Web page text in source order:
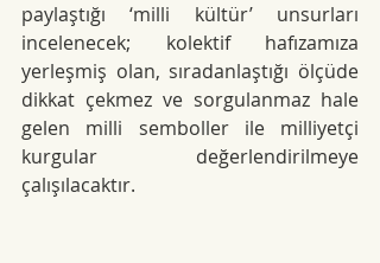
paylaştığı ‘milli kültür’ unsurları
incelenecek; kolektif hafızamıza
yerleşmiş olan, sıradanlaştığı ölçüde
dikkat çekmez ve sorgulanmaz hale
gelen milli semboller ile milliyetçi
kurgular değerlendirilmeye
çalışılacaktır.